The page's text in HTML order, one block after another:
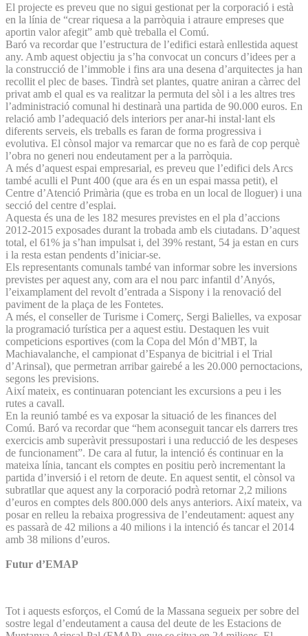
El projecte es preveu que no sigui gestionat per la corporació i està
en la línia de “crear riquesa a la parròquia i atraure empreses que
aportin valor afegit” amb què treballa el Comú.
Baró va recordar que l’estructura de l’edifici estarà enllestida aquest
any. Amb aquest objectiu ja s’ha convocat un concurs d’idees per a
la construcció de l’immoble i fins ara una desena d’arquitectes ja han
recollit el plec de bases. Tindrà set plantes, quatre aniran a càrrec del
privat amb el qual es va realitzar la permuta del sòl i a les altres tres
l’administració comunal hi destinarà una partida de 90.000 euros. En
relació amb l’adequació dels interiors per anar-hi instal·lant els
diferents serveis, els treballs es faran de forma progressiva i
evolutiva. El cònsol major va remarcar que no es farà de cop perquè
l’obra no generi nou endeutament per a la parròquia.
A més d’aquest espai empresarial, es preveu que l’edifici dels Arcs
també aculli el Punt 400 (que ara és en un espai massa petit), el
Centre d’Atenció Primària (que es troba en un local de lloguer) i una
secció del centre d’esplai.
Aquesta és una de les 182 mesures previstes en el pla d’accions
2012-2015 exposades durant la trobada amb els ciutadans. D’aquest
total, el 61% ja s’han impulsat i, del 39% restant, 54 ja estan en curs
i la resta estan pendents d’iniciar-se.
Els representants comunals també van informar sobre les inversions
previstes per aquest any, com ara el nou parc infantil d’Anyós,
l’eixamplament del revolt d’entrada a Sispony i la renovació del
paviment de la plaça de les Fontetes.
A més, el conseller de Turisme i Comerç, Sergi Balielles, va exposar
la programació turística per a aquest estiu. Destaquen les vuit
competicions esportives (com la Copa del Món d’MBT, la
Machiavalanche, el campionat d’Espanya de bicitrial i el Trial
d’Arinsal), que permetran arribar gairebé a les 20.000 pernoctacions,
segons les previsions.
Així mateix, es continuaran potenciant les excursions a peu i les
rutes a cavall.
En la reunió també es va exposar la situació de les finances del
Comú. Baró va recordar que “hem aconseguit tancar els darrers tres
exercicis amb superàvit pressupostari i una reducció de les despeses
de funcionament”. De cara al futur, la intenció és continuar en la
mateixa línia, tancant els comptes en positiu però incrementant la
partida d’inversió i el retorn de deute. En aquest sentit, el cònsol va
subratllar que aquest any la corporació podrà retornar 2,2 milions
d’euros en comptes dels 800.000 dels anys anteriors. Així mateix, va
posar en relleu la rebaixa progressiva de l’endeutament: aquest any
es passarà de 42 milions a 40 milions i la intenció és tancar el 2014
amb 38 milions d’euros.
Futur d’EMAP
Tot i aquests esforços, el Comú de la Massana segueix per sobre del
sostre legal d’endeutament a causa del deute de les Estacions de